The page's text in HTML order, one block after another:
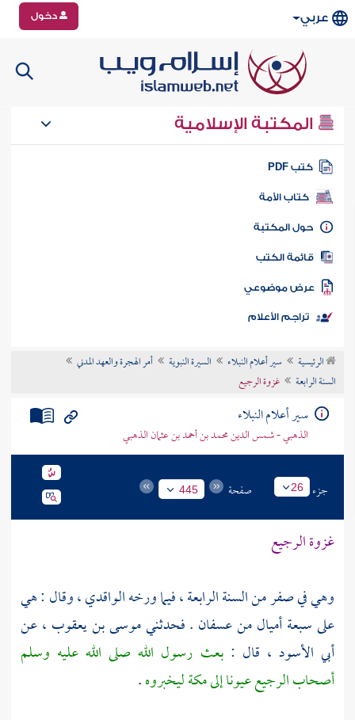
عربي دخول
المكتبة الإسلامية
كتب PDF
كتاب الأمة
المكتبة
الكتب
موضوعي
تراجم الأعلام
الرئيسية سير أعلام النبلاء السيرة النبوية
أمر الهجرة والعهد المدني
السنة الرابعة
غزوة الرجيع
سير أعلام النبلاء
الذهبي - شمس الدين محمد بن أحمد بن عثمان الذهبي
جزء 26 صفحة 445
غزوة الرجيع
وهي في صفر من السنة الرابعة ، فيما ورخهالواقدي، وقال : هي
على سبعة أميال منعسفان . فحدثنيموسى بن يعقوب ،عن
أبي الأسود ، قال :بعث رسول الله صلى الله عليه وسلم
أصحابالرجيععيونا إلىمكةليخبروه.